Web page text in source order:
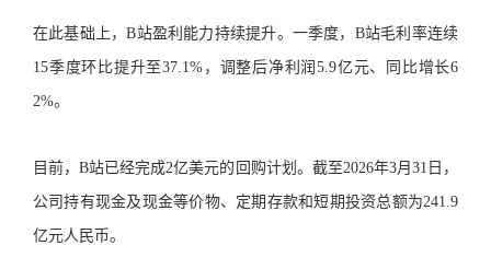
在此基础上，B站盈利能力持续提升。一季度，B站毛利率连续
15季度环比提升至37.1%，调整后净利润5.9亿元、同比增长6
2%。
目前，B站已经完成2亿美元的回购计划。截至2026年3月31日，
公司持有现金及现金等价物、定期存款和短期投资总额为241.9
亿元人民币。